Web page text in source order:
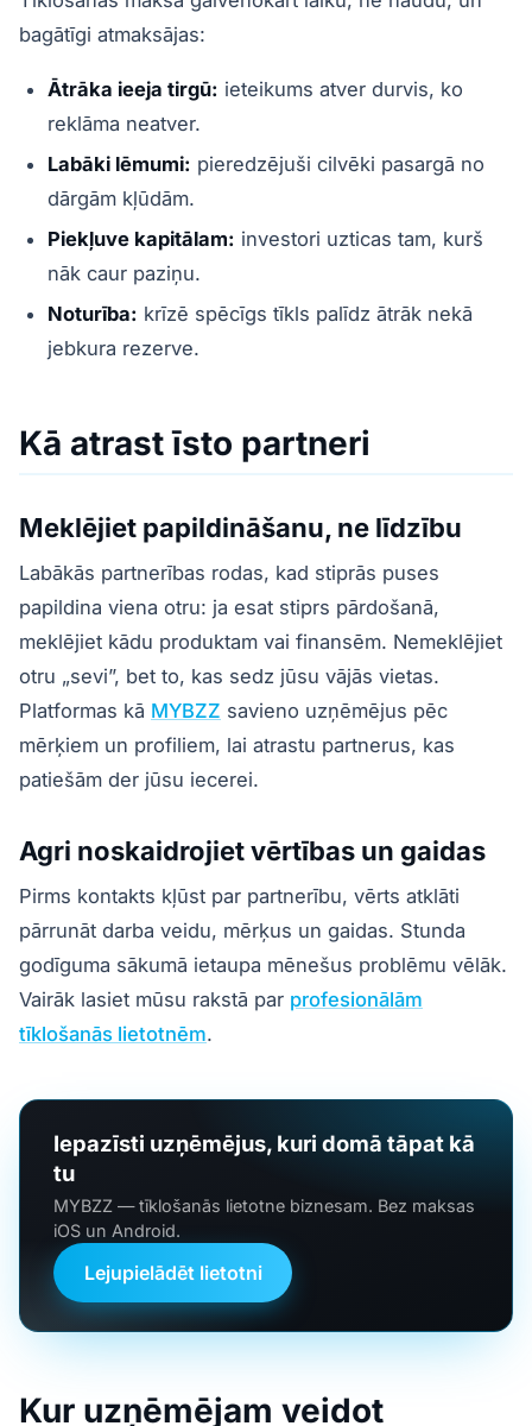
bagātīgi atmaksājas:
Ātrāka ieeja tirgū: ieteikums atver durvis, ko
reklāma neatver.
Labāki lēmumi: pieredzējuši cilvēki pasargā no
dārgām kļūdām.
Piekļuve kapitālam: investori uzticas tam, kurš
nāk caur paziņu.
Noturība: krīzē spēcīgs tīkls palīdz ātrāk nekā
jebkura rezerve.
Kā atrast īsto partneri
Meklējiet papildināšanu, ne līdzību
Labākās partnerības rodas, kad stiprās puses
papildina viena otru: ja esat stiprs pārdošanā,
meklējiet kādu produktam vai finansēm. Nemeklējiet
otru „sevi”, bet to, kas sedz jūsu vājās vietas.
Platformas kā MYBZZ savieno uzņēmējus pēc
mērķiem un profiliem, lai atrastu partnerus, kas
patiešām der jūsu iecerei.
Agri noskaidrojiet vērtības un gaidas
Pirms kontakts kļūst par partnerību, vērts atklāti
pārrunāt darba veidu, mērķus un gaidas. Stunda
godīguma sākumā ietaupa mēnešus problēmu vēlāk.
Vairāk lasiet mūsu rakstā par profesionālām
tīklošanās lietotnēm.
Iepazīsti uzņēmējus, kuri domā tāpat kā
tu
MYBZZ — tīklošanās lietotne biznesam. Bez maksas
iOS un Android.
Lejupielādēt lietotni
Kur uzņēmējam veidot